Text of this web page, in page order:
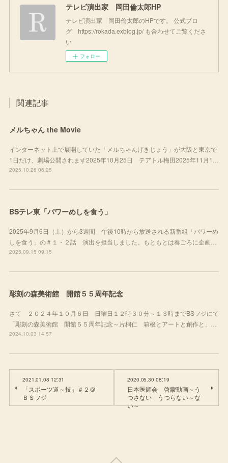
テレビ演出家 岡田倫太郎HP
テレビ演出家 岡田倫太郎のHPです。 公式ブロ
グ https://rokada.exblog.jp/ も合わせてご覧くださ
い
フォロー
関連記事
メルちゃん the Movie
インターネット上で展開していた「メルちゃんげきじょう」が大阪と東京で
1日だけ、劇場公開されます2025年10月25日 テアトル梅田2025年11月1…
2025.10.26 06:25
BSテレ東「パワーめしを食う」
2025年9月6日（土）から3週間 午後10時から放送される新番組「パワーめ
しを食う」の＃１・２話 演出を担当しました。もともとは春ごろに企画…
2025.09.15 09:15
彫刻の森美術館 開館５５周年記念
さて ２０２４年１０月６日 日曜日１２時３０分～１３時までBSフジにて
「彫刻の森美術館 開館５５周年記念～片桐仁 箱根とアートと創作と」…
2024.10.03 14:57
2021.01.08 12:31
「スポーツ道～技」＃２＠
ＢＳフジ
2020.05.30 08:19
日本医師会 啓蒙動画～う
つさない うつらない～な
い～